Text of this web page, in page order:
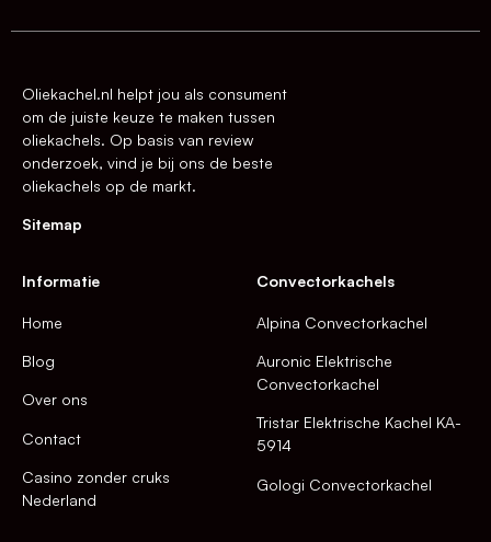
Oliekachel.nl helpt jou als consument
om de juiste keuze te maken tussen
oliekachels. Op basis van review
onderzoek, vind je bij ons de beste
oliekachels op de markt.
Sitemap
Informatie
Home
Blog
Over ons
Contact
Casino zonder cruks
Nederland
Convectorkachels
Alpina Convectorkachel
Auronic Elektrische
Convectorkachel
Tristar Elektrische Kachel KA-
5914
Gologi Convectorkachel